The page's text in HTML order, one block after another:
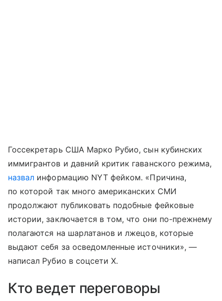
Госсекретарь США Марко Рубио, сын кубинских
иммигрантов и давний критик гаванского режима,
назвал информацию NYT фейком. «Причина,
по которой так много американских СМИ
продолжают публиковать подобные фейковые
истории, заключается в том, что они по-прежнему
полагаются на шарлатанов и лжецов, которые
выдают себя за осведомленные источники», —
написал Рубио в соцсети X.
Кто ведет переговоры